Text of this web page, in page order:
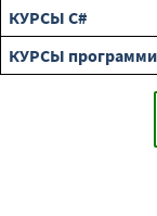
КУРСЫ C#
КУРСЫ